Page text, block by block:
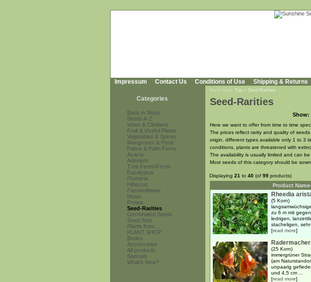
Impressum Contact Us Conditions of Use Shipping & Returns
Categories
Back in Stock
Seeds A-Z
Vines & Climbers
Fruit & Useful Plants
Vegetables & Spices
Mangroves & Pond
Palms & Palm Ferns
Acacia
Adenium
Tree Ferns/Ferns
Eucalyptus
Plumeria
Hibiscus
Passionflower
Musa
Protea
Seed-Rarities
Germinated Seeds
Seed-Sets
Plants from...
PLANT SHOP
Books
Accessories
All products
Specials
What's New?
You're here: Top » Seed-Rarities
Seed-Rarities
Show:
Here we want to offer from time to time
The prices reflect rarity and quality of
origin, different types available only 1 to 3
conditions, plants are threatened with
The availability is usually limited and can
Most seeds of this category should be
Displaying 21 to 40 (of 99 products)
Product
Rheedia
(5 Korn)
zu 6 m mit
ledrigen,
stacheligen, sehr
[read more]
(25 Korn)
immergrüner
(am
unpaarig
und 4,5 cm ...
[read more]